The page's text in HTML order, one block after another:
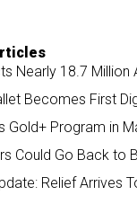
Nearly 18.7 Million
Becomes First
Gold+ Program in
Could Go Back to
Relief Arrives